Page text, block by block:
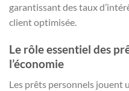
garantissant des taux
client optimisée.
Le rôle essentiel des
l’économie
Les prêts personnels jouent